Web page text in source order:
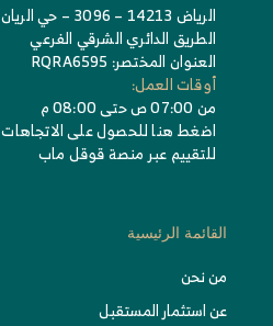
الرياض 14213 – 3096 – حي الريان 6595
الطريق الدائري الشرقي الفرعي
العنوان المختصر: RQRA6595
أوقات العمل:
من 07:00 ص حتى 08:00 م
اضغط هنا للحصول على الاتجاهات
للتقييم عبر منصة قوقل ماب
القائمة الرئيسية
من نحن
عن استثمار المستقبل